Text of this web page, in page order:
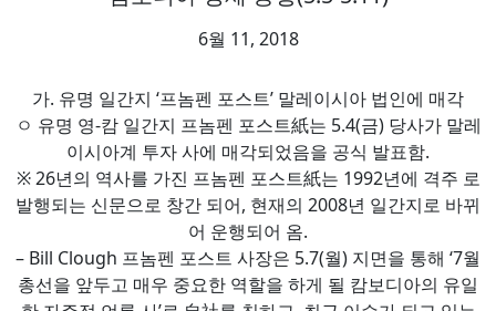
6월 11, 2018
가. 유명 일간지 ‘프놈펜 포스트’ 말레이시아 법인에 매각
ㅇ 유명 영-캄 일간지 프놈펜 포스트紙는 5.4(금) 당사가 말레
이시아계 투자 사에 매각되었음을 공식 발표함.
※ 26년의 역사를 가진 프놈펜 포스트紙는 1992년에 격주 로
발행되는 신문으로 창간 되어, 현재의 2008년 일간지로 바뀌
어 운행되어 옴.
– Bill Clough 프놈펜 포스트 사장은 5.7(월) 지면을 통해 ‘7월
총선을 앞두고 매우 중요한 역할을 하게 될 캄보디아의 유일